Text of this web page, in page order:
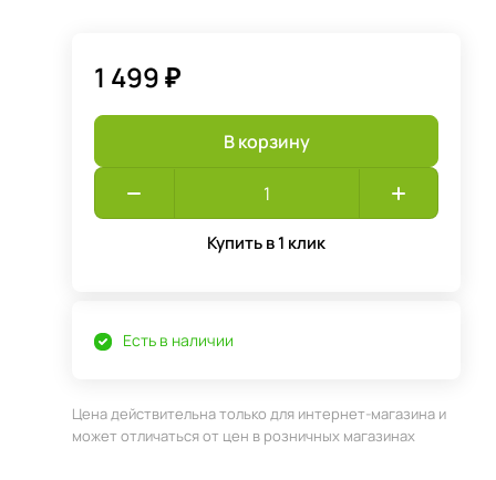
1 499 ₽
В корзину
Купить в 1 клик
Есть в наличии
Цена действительна только для интернет-магазина и
может отличаться от цен в розничных магазинах